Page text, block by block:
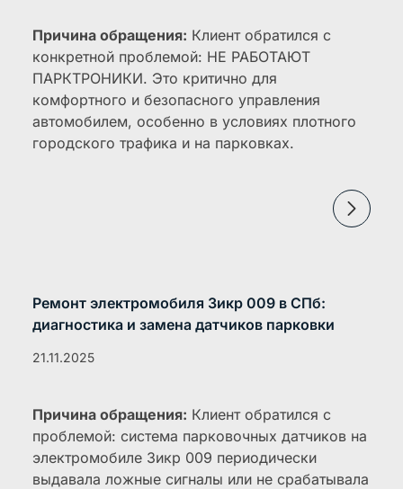
Причина обращения: Клиент обратился с
конкретной проблемой: НЕ РАБОТАЮТ
ПАРКТРОНИКИ. Это критично для
комфортного и безопасного управления
автомобилем, особенно в условиях плотного
городского трафика и на парковках.
Ремонт электромобиля Зикр 009 в СПб:
диагностика и замена датчиков парковки
21.11.2025
Причина обращения: Клиент обратился с
проблемой: система парковочных датчиков на
электромобиле Зикр 009 периодически
выдавала ложные сигналы или не срабатывала